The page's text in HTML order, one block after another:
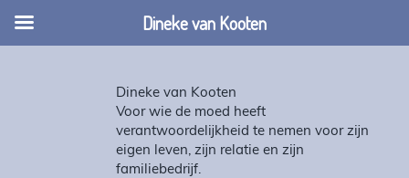
Dineke van Kooten
Voor wie de moed heeft
verantwoordelijkheid te nemen voor zijn
eigen leven, zijn relatie en zijn
familiebedrijf.
Dineke van Kooten